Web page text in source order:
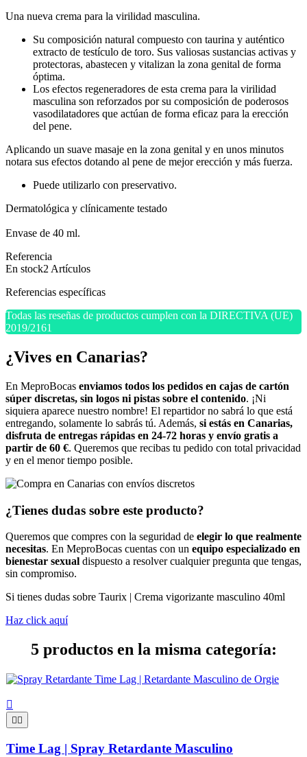
Una nueva crema para la virilidad masculina.
Su composición natural compuesto con taurina y auténtico
extracto de testículo de toro. Sus valiosas sustancias activas y
protectoras, abastecen y vitalizan la zona genital de forma
óptima.
Los efectos regeneradores de esta crema para la virilidad
masculina son reforzados por su composición de poderosos
vasodilatadores que actúan de forma eficaz para la erección
del pene.
Aplicando un suave masaje en la zona genital y en unos minutos
notara sus efectos dotando al pene de mejor erección y más fuerza.
Puede utilizarlo con preservativo.
Dermatológica y clínicamente testado
Envase de 40 ml.
Referencia
En stock2 Artículos
Referencias específicas
Todas las reseñas de productos cumplen con la DIRECTIVA (UE)
2019/2161
¿Vives en Canarias?
En MeproBocas enviamos todos los pedidos en cajas de cartón
súper discretas, sin logos ni pistas sobre el contenido. ¡Ni
siquiera aparece nuestro nombre! El repartidor no sabrá lo que está
entregando, solamente lo sabrás tú. Además, si estás en Canarias,
disfruta de entregas rápidas en 24-72 horas y envío gratis a
partir de 60 €. Queremos que recibas tu pedido con total privacidad
y en el menor tiempo posible.
¿Tienes dudas sobre este producto?
Queremos que compres con la seguridad de elegir lo que realmente
necesitas. En MeproBocas cuentas con un equipo especializado en
bienestar sexual dispuesto a resolver cualquier pregunta que tengas,
sin compromiso.
Si tienes dudas sobre Taurix | Crema vigorizante masculino 40ml
Haz click aquí
5 productos en la misma categoría:

 
Time Lag | Spray Retardante Masculino